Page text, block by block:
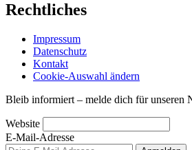
Rechtliches
Impressum
Datenschutz
Kontakt
Cookie-Auswahl ändern
Bleib informiert – melde dich für unseren
Website
E-Mail-Adresse